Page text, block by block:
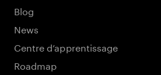
Blog
News
Centre d’apprentissage
Roadmap